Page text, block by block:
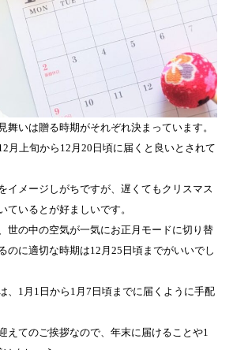
舞いは贈る時期がそれぞれ決まっています。
月上旬から12月20日頃に届くと良いとされて
イメージしがちですが、遅くてもクリスマス
ているとが好ましいです。
世の中の空気が一気にお正月モードに切り替
のに適切な時期は12月25日頃までがいいでし
、1月1日から1月7日頃までに届くように手配
えてのご挨拶なので、年末に届けることや1